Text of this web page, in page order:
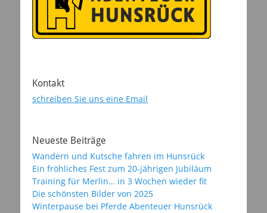
Kontakt
schreiben Sie uns eine Email
Neueste Beiträge
Wandern und Kutsche fahren im Hunsrück
Ein fröhliches Fest zum 20-jährigen Jubiläum
Training für Merlin… in 3 Wochen wieder fit
Die schönsten Bilder von 2025
Winterpause bei Pferde Abenteuer Hunsrück